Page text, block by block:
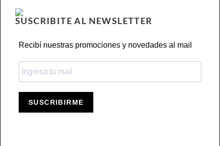
SUSCRIBITE AL NEWSLETTER
Recibí nuestras promociones y novedades al mail
SUSCRIBIRME